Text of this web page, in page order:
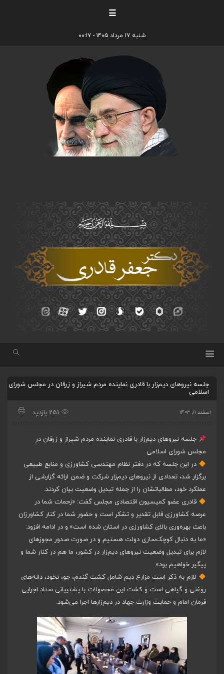
☰
شنبه ۱۷ مرداد ۱۴۰۵ - ۰۰:۱۷
جلسه نیروهای دیم‌زار با قادری نماینده مردم شیراز و زرقان در مجلس شورای
اسلامی
اسفند ۱۱, ۱۴۰۳ 251 بازدید
جلسه نیروهای دیم‌زار با قادری نماینده مردم شیراز و زرقان در
مجلس شورای اسلامی
در این جلسه که در دفتر نظام مهندسی کشاورزی و منابع طبیعی
برگزار شد، تعدادی از نیروهای دیم‌زار شرکت و ضمن ارائه گزارشی از
عملکرد خود، مطالباتشان را از جمله تبدیل وضعیت بیان کردند.
قادری عضو کمیسیون اقتصادی مجلس گفت: «زحمات شما در
عرصه کشاورزی قابل تقدیر و تشکر است و حضور شما در کنار کشاورزان
باعث بهره‌وری بالای کشاورزی در استان شده است» و در ادامه افزود:
«ما به دنبال کوچک‌سازی دولت هستیم و در صورت صدور مجوز‌های
لازم برای تبدیل وضعیت نیروهای دیم‌زار در کشور، ما هم در کنار شما و
پیگیر خواهیم بود».
لازم به ذکر است مزارع دیم شامل کشت گندم، جو، نخود، دانه‌های
روغنی و گیاهی است و کشت این محصولات با پشتیبانی ستاد اجرایی
فرمان امام و حمایت وزارت جهاد در دیم‌زارها اجرا می‌شود.